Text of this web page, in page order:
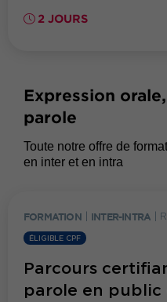
2 JOURS
Expression
parole
Toute notre offre de
en inter et en intra
FORMATION INTER-INTRA
ÉLIGIBLE CPF
Parcours
parole en public